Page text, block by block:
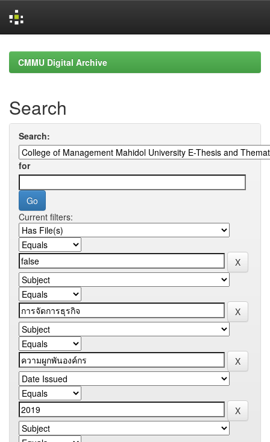
navigationCMMU Digital Archive
Search
Search:
for
Current filters: